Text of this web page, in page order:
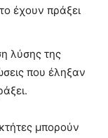
έχουν πράξει
λύσης της
που έληξαν
μπορούν